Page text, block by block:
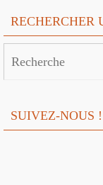
RECHERCHER
SUIVEZ-NOUS !